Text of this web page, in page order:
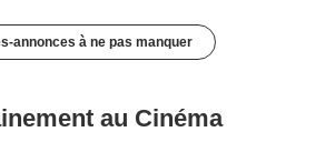
annonces à ne pas manquer
au Cinéma